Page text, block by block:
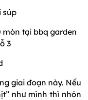
súp
giai đoạn này. Nếu
như mình thì nhón